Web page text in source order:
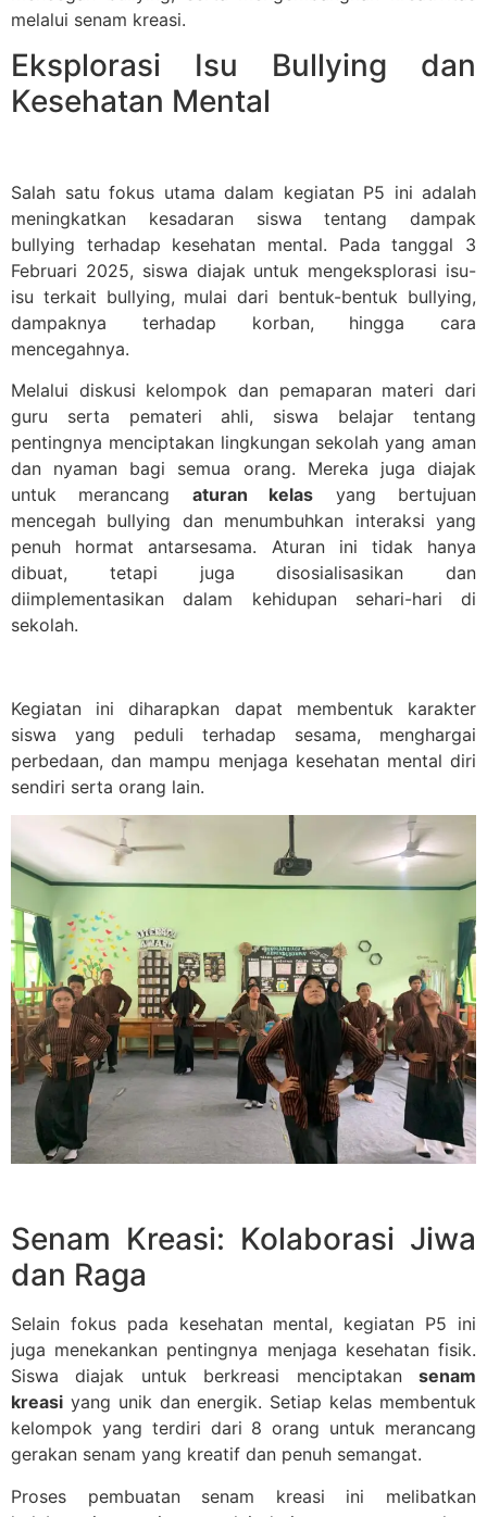
melalui senam kreasi.
Eksplorasi Isu Bullying dan
Kesehatan Mental
Salah satu fokus utama dalam kegiatan P5 ini adalah
meningkatkan kesadaran siswa tentang dampak
bullying terhadap kesehatan mental. Pada tanggal 3
Februari 2025, siswa diajak untuk mengeksplorasi isu-
isu terkait bullying, mulai dari bentuk-bentuk bullying,
dampaknya terhadap korban, hingga cara
mencegahnya.
Melalui diskusi kelompok dan pemaparan materi dari
guru serta pemateri ahli, siswa belajar tentang
pentingnya menciptakan lingkungan sekolah yang aman
dan nyaman bagi semua orang. Mereka juga diajak
untuk merancang aturan kelas yang bertujuan
mencegah bullying dan menumbuhkan interaksi yang
penuh hormat antarsesama. Aturan ini tidak hanya
dibuat, tetapi juga disosialisasikan dan
diimplementasikan dalam kehidupan sehari-hari di
sekolah.
Kegiatan ini diharapkan dapat membentuk karakter
siswa yang peduli terhadap sesama, menghargai
perbedaan, dan mampu menjaga kesehatan mental diri
sendiri serta orang lain.
Senam Kreasi: Kolaborasi Jiwa
dan Raga
Selain fokus pada kesehatan mental, kegiatan P5 ini
juga menekankan pentingnya menjaga kesehatan fisik.
Siswa diajak untuk berkreasi menciptakan senam
kreasi yang unik dan energik. Setiap kelas membentuk
kelompok yang terdiri dari 8 orang untuk merancang
gerakan senam yang kreatif dan penuh semangat.
Proses pembuatan senam kreasi ini melibatkan